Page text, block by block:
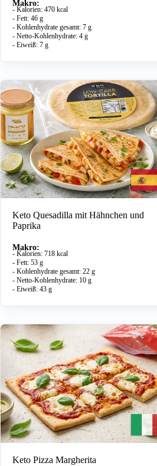
Makro:
- Kalorien: 470 kcal
- Fett: 46 g
- Kohlenhydrate gesamt: 7 g
- Netto-Kohlenhydrate: 4 g
- Eiweiß: 7 g
Keto Quesadilla mit Hähnchen und
Paprika
Makro:
- Kalorien: 718 kcal
- Fett: 53 g
- Kohlenhydrate gesamt: 22 g
- Netto-Kohlenhydrate: 10 g
- Eiweiß: 43 g
Keto Pizza Margherita